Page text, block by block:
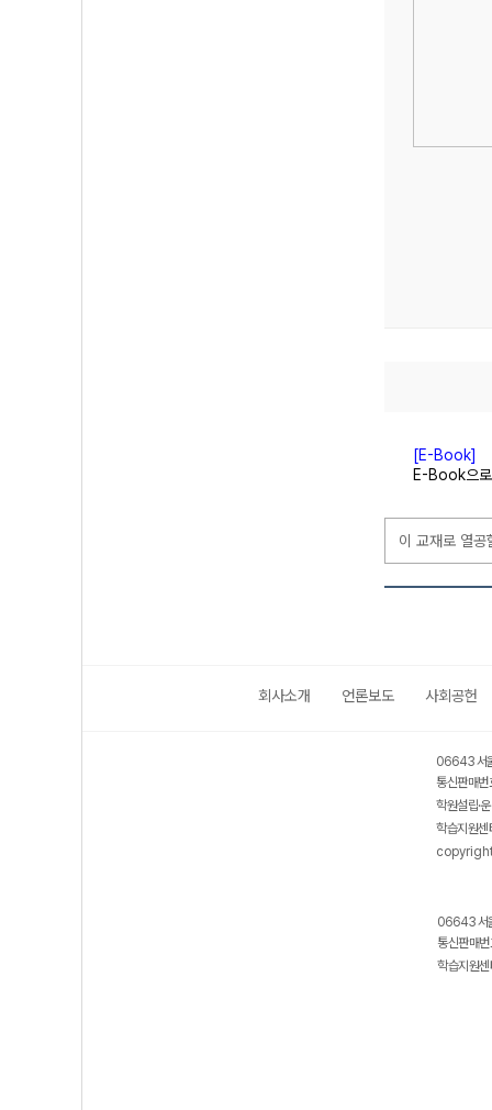
[E-Book]
E-Book으
이 교재로 열
회사소개 언론보도 사회공헌
06643 서
통신판매
학원설립·
학습지원
06643 서
통신판매
학습지원